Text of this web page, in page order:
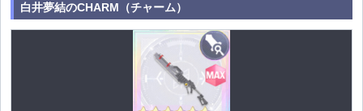
白井夢結のCHARM（チャーム）